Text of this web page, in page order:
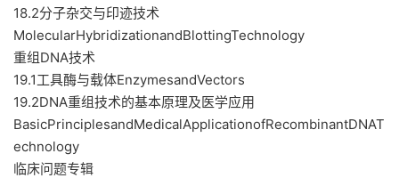
18.2分子杂交与印迹技术
MolecularHybridizationandBlottingTechnology
重组DNA技术
19.1工具酶与载体EnzymesandVectors
19.2DNA重组技术的基本原理及医学应用
BasicPrinciplesandMedicalApplicationofRecombinantDNAT
echnology
临床问题专辑